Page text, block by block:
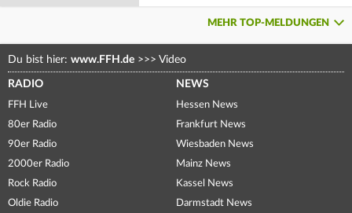
MEHR TOP-MELDUNGEN
Du bist hier: www.FFH.de >>> Video
RADIO
FFH Live
80er Radio
90er Radio
2000er Radio
Rock Radio
Oldie Radio
NEWS
Hessen News
Frankfurt News
Wiesbaden News
Mainz News
Kassel News
Darmstadt News